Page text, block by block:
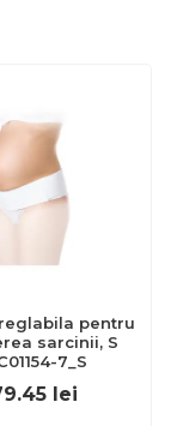
pentru
sarcinii, S
7_S
lei